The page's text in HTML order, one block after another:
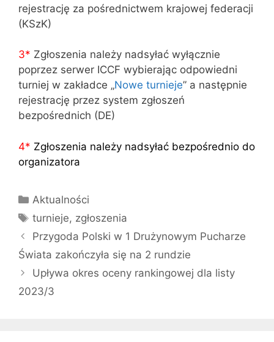
rejestrację za pośrednictwem krajowej federacji
(KSzK)
3* Zgłoszenia należy nadsyłać wyłącznie
poprzez serwer ICCF wybierając odpowiedni
turniej w zakładce „Nowe turnieje” a następnie
rejestrację przez system zgłoszeń
bezpośrednich (DE)
4* Zgłoszenia należy nadsyłać bezpośrednio do
organizatora
Kategorie
Aktualności
Tagi
turnieje, zgłoszenia
Przygoda Polski w 1 Drużynowym Pucharze
Świata zakończyła się na 2 rundzie
Upływa okres oceny rankingowej dla listy
2023/3